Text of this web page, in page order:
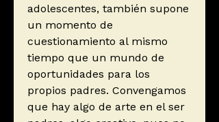
adolescentes, también supone
un momento de
cuestionamiento al mismo
tiempo que un mundo de
oportunidades para los
propios padres. Convengamos
que hay algo de arte en el ser